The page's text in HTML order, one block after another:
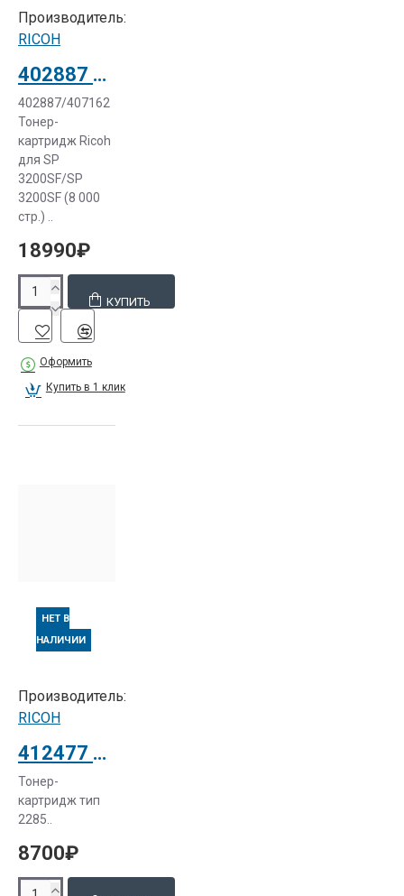
Производитель:
RICOH
402887 Тонер-картридж Ricoh для SP 3200SF/SP 3200SF (407162)
402887/407162
Тонер-
картридж Ricoh
для SP
3200SF/SP
3200SF (8 000
стр.) ..
18990₽
КУПИТЬ
Оформить
Купить в 1 клик
НЕТ В
НАЛИЧИИ
Производитель:
RICOH
412477 Тонер-картридж тип 2285 RICOH Aficio FX-200
Тонер-
картридж тип
2285..
8700₽